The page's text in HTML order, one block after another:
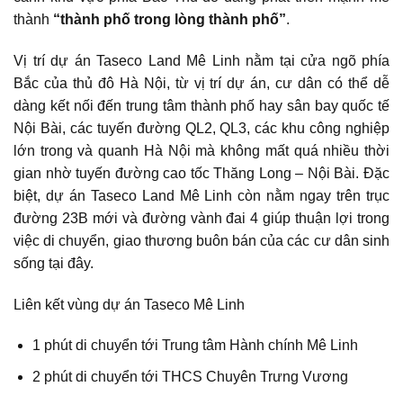
thành “thành phố trong lòng thành phố”.
Vị trí dự án Taseco Land Mê Linh nằm tại cửa ngõ phía
Bắc của thủ đô Hà Nội, từ vị trí dự án, cư dân có thể dễ
dàng kết nối đến trung tâm thành phố hay sân bay quốc tế
Nội Bài, các tuyến đường QL2, QL3, các khu công nghiệp
lớn trong và quanh Hà Nội mà không mất quá nhiều thời
gian nhờ tuyến đường cao tốc Thăng Long – Nội Bài. Đặc
biệt, dự án Taseco Land Mê Linh còn nằm ngay trên trục
đường 23B mới và đường vành đai 4 giúp thuận lợi trong
việc di chuyển, giao thương buôn bán của các cư dân sinh
sống tại đây.
Liên kết vùng dự án Taseco Mê Linh
1 phút di chuyển tới Trung tâm Hành chính Mê Linh
2 phút di chuyển tới THCS Chuyên Trưng Vương